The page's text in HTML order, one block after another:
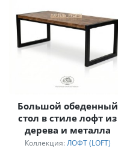
Большой обеденный
стол в стиле лофт из
дерева и металла
Коллекция: ЛОФТ (LOFT)